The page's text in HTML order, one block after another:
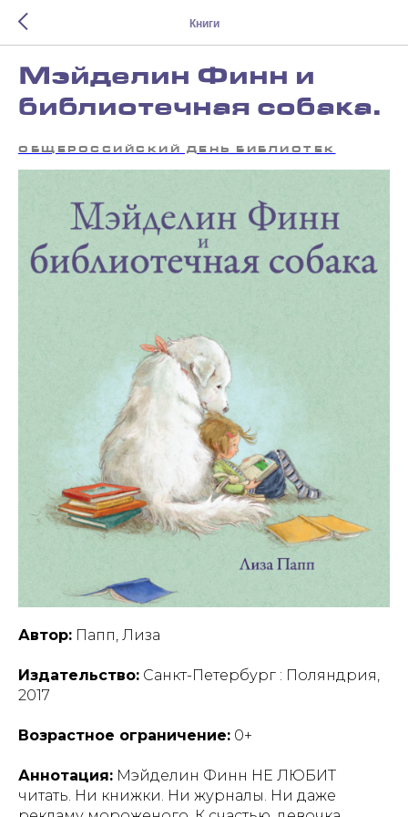
Книги
Мэйделин Финн и
библиотечная собака.
ОБЩЕРОССИЙСКИЙ ДЕНЬ БИБЛИОТЕК
Автор: Папп, Лиза
Издательство: Санкт-Петербург : Поляндрия,
2017
Возрастное ограничение: 0+
Аннотация: Мэйделин Финн НЕ ЛЮБИТ
читать. Ни книжки. Ни журналы. Ни даже